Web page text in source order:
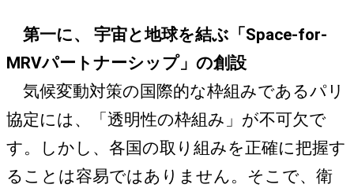
第一に、 宇宙と地球を結ぶ「Space-for-
MRVパートナーシップ」の創設
気候変動対策の国際的な枠組みであるパリ
協定には、「透明性の枠組み」が不可欠で
す。しかし、各国の取り組みを正確に把握す
ることは容易ではありません。そこで、衛